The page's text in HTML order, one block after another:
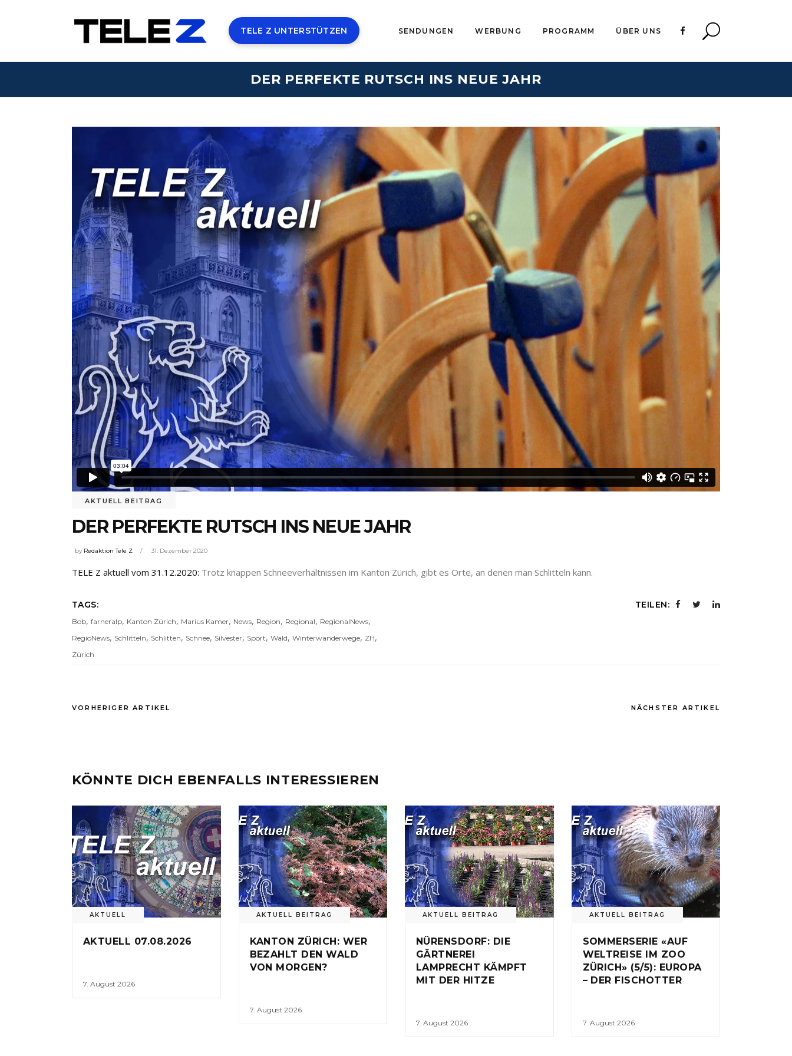
TELE Z UNTERSTÜTZEN SENDUNGEN WERBUNG PROGRAMM ÜBER UNS
DER PERFEKTE RUTSCH INS NEUE JAHR
AKTUELL BEITRAG
DER PERFEKTE RUTSCH INS NEUE JAHR
by Redaktion Tele Z 31. Dezember 2020
TELE Z aktuell vom 31.12.2020: Trotz knappen Schneeverhältnissen im Kanton Zürich, gibt es Orte, an denen man Schlitteln kann.
TAGS:
Bob, farneralp, Kanton Zürich, Marius Kamer, News, Region, Regional, RegionalNews,
RegioNews, Schlitteln, Schlitten, Schnee, Silvester, Sport, Wald, Winterwanderwege, ZH,
Zürich
TEILEN:
VORHERIGER ARTIKEL NÄCHSTER ARTIKEL
KÖNNTE DICH EBENFALLS INTERESSIEREN
AKTUELL
AKTUELL 07.08.2026
7. August 2026
AKTUELL BEITRAG
KANTON ZÜRICH: WER
BEZAHLT DEN WALD
VON MORGEN?
7. August 2026
AKTUELL BEITRAG
NÜRENSDORF: DIE
GÄRTNEREI
LAMPRECHT KÄMPFT
MIT DER HITZE
7. August 2026
AKTUELL BEITRAG
SOMMERSERIE «AUF
WELTREISE IM ZOO
ZÜRICH» (5/5): EUROPA
– DER FISCHOTTER
7. August 2026